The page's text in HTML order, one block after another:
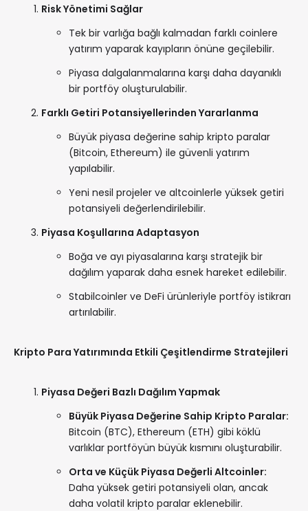
Risk Yönetimi Sağlar
Tek bir varlığa bağlı kalmadan farklı coinlere
yatırım yaparak kayıpların önüne geçilebilir.
Piyasa dalgalanmalarına karşı daha dayanıklı
bir portföy oluşturulabilir.
Farklı Getiri Potansiyellerinden Yararlanma
Büyük piyasa değerine sahip kripto paralar
(Bitcoin, Ethereum) ile güvenli yatırım
yapılabilir.
Yeni nesil projeler ve altcoinlerle yüksek getiri
potansiyeli değerlendirilebilir.
Piyasa Koşullarına Adaptasyon
Boğa ve ayı piyasalarına karşı stratejik bir
dağılım yaparak daha esnek hareket edilebilir.
Stabilcoinler ve DeFi ürünleriyle portföy istikrarı
artırılabilir.
Kripto Para Yatırımında Etkili Çeşitlendirme Stratejileri
Piyasa Değeri Bazlı Dağılım Yapmak
Büyük Piyasa Değerine Sahip Kripto Paralar:
Bitcoin (BTC), Ethereum (ETH) gibi köklü
varlıklar portföyün büyük kısmını oluşturabilir.
Orta ve Küçük Piyasa Değerli Altcoinler:
Daha yüksek getiri potansiyeli olan, ancak
daha volatil kripto paralar eklenebilir.